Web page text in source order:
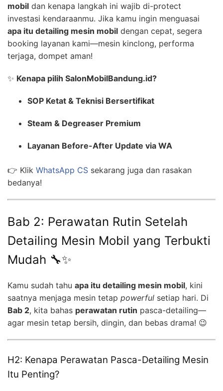
mobil dan kenapa langkah ini wajib di-protect
investasi kendaraanmu. Jika kamu ingin menguasai
apa itu detailing mesin mobil dengan cepat, segera
booking layanan kami—mesin kinclong, performa
terjaga, dompet aman!
✨ Kenapa pilih SalonMobilBandung.id?
SOP Ketat & Teknisi Bersertifikat
Steam & Degreaser Premium
Layanan Before-After Update via WA
👉 Klik WhatsApp CS sekarang juga dan rasakan
bedanya!
Bab 2: Perawatan Rutin Setelah
Detailing Mesin Mobil yang Terbukti
Mudah 🔧✨
Kamu sudah tahu apa itu detailing mesin mobil, kini
saatnya menjaga mesin tetap powerful setiap hari. Di
Bab 2, kita bahas perawatan rutin pasca-detailing—
agar mesin tetap bersih, dingin, dan bebas drama! 😉
H2: Kenapa Perawatan Pasca-Detailing Mesin
Itu Penting?